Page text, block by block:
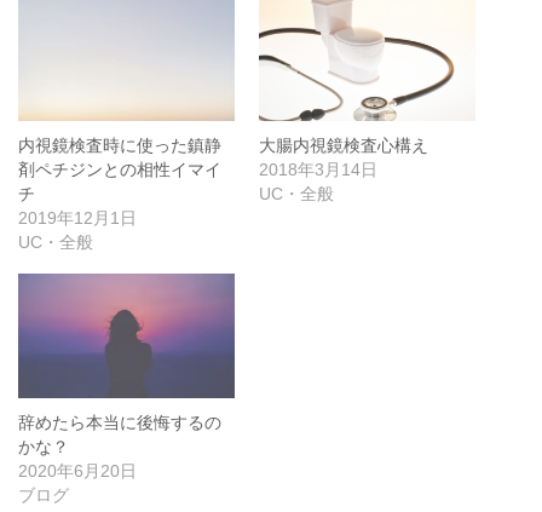
内視鏡検査時に使った鎮静
剤ペチジンとの相性イマイ
チ
2019年12月1日
UC・全般
大腸内視鏡検査心構え
2018年3月14日
UC・全般
辞めたら本当に後悔するの
かな？
2020年6月20日
ブログ